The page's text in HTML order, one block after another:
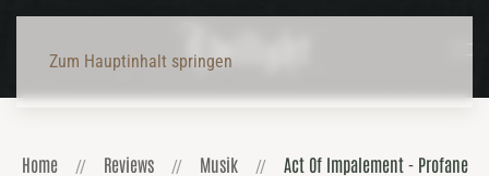
Zum Hauptinhalt springen
Home Reviews Musik
Act Of Impalement - Profane